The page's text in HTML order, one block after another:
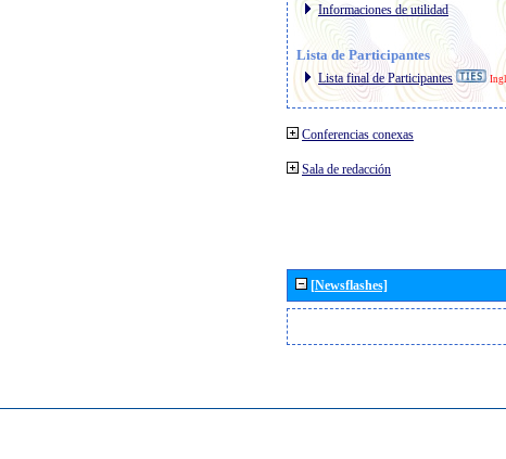
Informaciones de utilidad
Lista de Participantes
Lista final de Participantes
Conferencias conexas
Sala de redacción
[Newsflashes]